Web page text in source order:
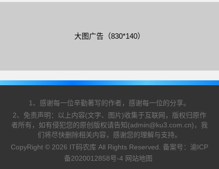
大图广告（830*140）
1、感谢每一位辛勤著写的作者，感谢每一位的分享。
2、免责声明：以上内容(文字、图片)收集于互联网，版权归原作
者所有，如有侵犯您的原创版权请告知(admin@ku3.com.cn)，我
们将尽快删除相关内容，感谢您的理解与支持。
CopyRight © 2026 IT码农库 All Rights Reserved. 备案号： 渝ICP
备2020012858号-4 网站地图